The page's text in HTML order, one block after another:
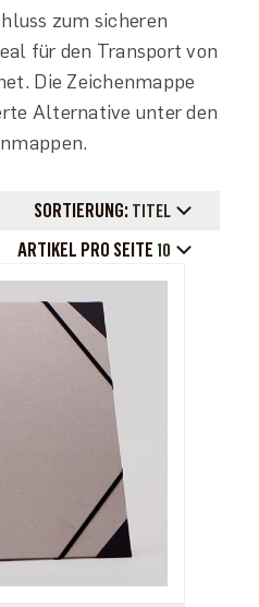
zum sicheren
für den Transport von
Die Zeichenmappe
Alternative unter den
SORTIERUNG: TITEL
ARTIKEL PRO SEITE 10